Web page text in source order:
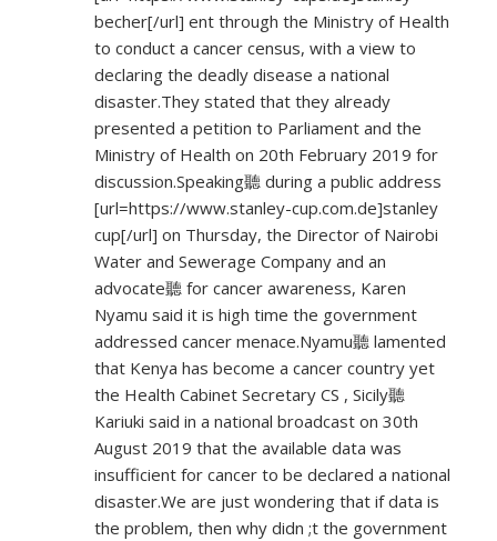
becher[/url] ent through the Ministry of Health
to conduct a cancer census, with a view to
declaring the deadly disease a national
disaster.They stated that they already
presented a petition to Parliament and the
Ministry of Health on 20th February 2019 for
discussion.Speaking聽 during a public address
[url=https://www.stanley-cup.com.de]stanley
cup[/url] on Thursday, the Director of Nairobi
Water and Sewerage Company and an
advocate聽 for cancer awareness, Karen
Nyamu said it is high time the government
addressed cancer menace.Nyamu聽 lamented
that Kenya has become a cancer country yet
the Health Cabinet Secretary CS , Sicily聽
Kariuki said in a national broadcast on 30th
August 2019 that the available data was
insufficient for cancer to be declared a national
disaster.We are just wondering that if data is
the problem, then why didn ;t the government